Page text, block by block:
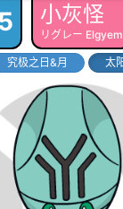
小灰怪
リグレー Elgyem
究极之日&月 太